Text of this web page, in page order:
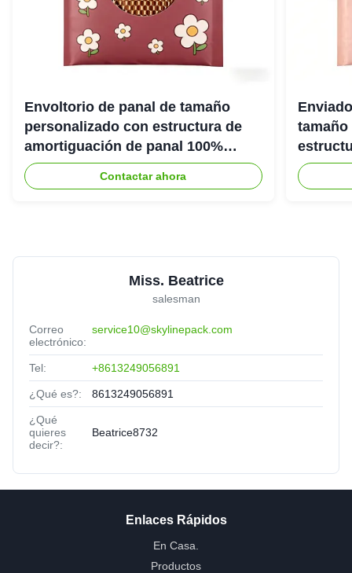
Envoltorio de panal de tamaño
personalizado con estructura de
amortiguación de panal 100%
reciclable para embalaje protector
ecológico
Contactar ahora
panal
Miss. Beatrice
salesman
Correo
electrónico:
service10@skylinepack.com
Tel: +8613249056891
¿Qué es?: 8613249056891
¿Qué
quieres
decir?:
Beatrice8732
Enlaces Rápidos
En Casa.
Productos